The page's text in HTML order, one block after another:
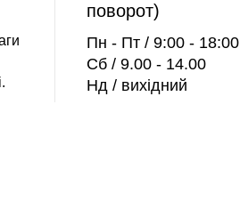
поворот)
Пн - Пт / 9:00 - 18:00
Сб / 9.00 - 14.00
Нд / вихідний